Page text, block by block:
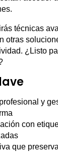
técnicas
otras
¿Listo
y
con
que